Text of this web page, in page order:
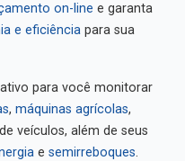
on-line e garanta
e eficiência para sua
para você monitorar
, máquinas agrícolas,
veículos, além de seus
e semirreboques.